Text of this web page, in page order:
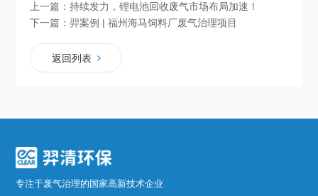
上一篇：持续发力，锂电池回收废气市场布局加速！
下一篇：羿案例 | 福州海马饲料厂废气治理项目
返回列表
专注于废气治理的国家高新技术企业